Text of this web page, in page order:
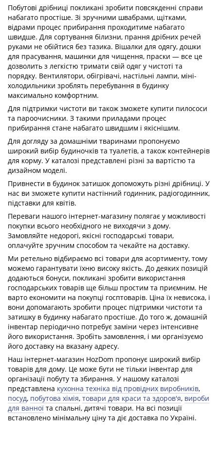
Побутові дрібниці покликані зробити повсякденні справи
набагато простіше. Зі зручними швабрами, щітками,
відрами процес прибирання проходитиме набагато
швидше. Для сортування білизни, прання дрібних речей
руками не обійтися без тазика. Вішалки для одягу, дошки
для прасування, машинки для чищення, праски — все це
дозволить з легкістю тримати свій одяг у чистоті та
порядку. Вентилятори, обігрівачі, настільні лампи, міні-
холодильники зроблять перебування в будинку
максимально комфортним.
Для підтримки чистоти ви також зможете купити пилососи
та пароочисники. З такими приладами процес
прибирання стане набагато швидшим і якіснішим.
Для догляду за домашніми тваринами пропонуємо
широкий вибір будиночків та туалетів, а також контейнерів
для корму. У каталозі представлені різні за вартістю та
дизайном моделі.
Привнести в будинок затишок допоможуть різні дрібниці. У
нас ви зможете купити настінний годинник, радіогодинник,
підставки для квітів.
Переваги нашого інтернет-магазину полягає у можливості
покупки всього необхідного не виходячи з дому.
Замовляйте недорогі, якісні господарські товари,
оплачуйте зручним способом та чекайте на доставку.
Ми ретельно відбираємо всі товари для асортименту, тому
можемо гарантувати їхню високу якість. До деяких позицій
додаються бонуси, покликані зробити використання
господарських товарів ще більш простим та приємним. Не
варто економити на покупці госптоварів. Ціна їх невисока, і
вони допомагають зробити процес підтримки чистоти та
затишку в будинку набагато простіше. До того ж, домашній
інвентар періодично потребує заміни через інтенсивне
його використання. Зробіть замовлення, і ми організуємо
його доставку на вказану адресу.
Наш інтернет-магазин HozDom пропонує широкий вибір
товарів для дому. Це може бути не тільки інвентар для
організації побуту та збирання. У нашому каталозі
представлена ​​ кухонна техніка від провідних виробників,
посуд, побутова хімія, товари для краси та здоров'я, вироби
для ванної та спальні, дитячі товари. На всі позиції
встановлено мінімальну ціну та діє доставка по Україні.